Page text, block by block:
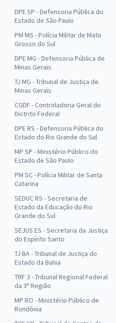
DPE SP - Defensoria Pública do
Estado de São Paulo
PM MS - Polícia Militar de Mato
Grosso do Sul
DPE MG - Defensoria Pública de
Minas Gerais
TJ MG - Tribunal de Justiça de
Minas Gerais
CGDF - Controladoria Geral do
Distrito Federal
DPE RS - Defensoria Pública do
Estado do Rio Grande do Sul
MP SP - Ministério Público do
Estado de São Paulo
PM SC - Polícia Militar de Santa
Catarina
SEDUC RS - Secretaria de
Estado da Educação do Rio
Grande do Sul
SEJUS ES - Secretaria da Justiça
do Espírito Santo
TJ BA - Tribunal de Justiça do
Estado da Bahia
TRF 3 - Tribunal Regional Federal
da 3ª Região
MP RO - Ministério Público de
Rondônia